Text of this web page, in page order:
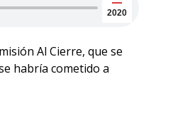
2020
Al Cierre, que se
habría cometido a